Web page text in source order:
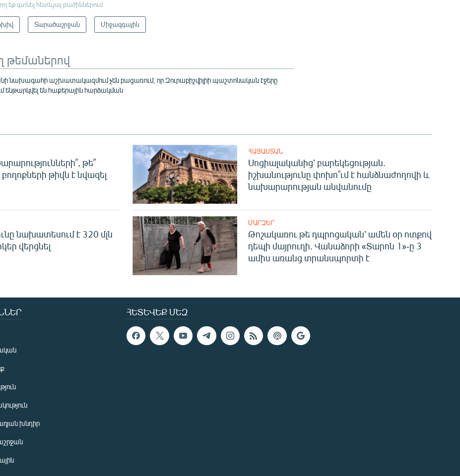
եք գտնել հետևյալ բաժիններում
Տարածաշրջան Միջազգային
թեմաներով
նախագահի աշխատակազմում չեն բացառում, որ Զուրաբիշվիլիի պաշտոնական էջերը
ենթարկվել են հաքերային հարձակման
թե՞
թիվն է նվազել
ՀԱՅԱՍՏԱՆ
Սոցիալականից՝ բարեկեցության.
իշխանությունը փոխո՞ւմ է հանձնաժողովի և
նախարարության անվանումը
նախատեսում է 320 մլն
վերցնել
ՄԱՐԶԵՐ
Թոշակառու թե դպրոցական՝ ամեն օր ոտքով
դեպի մայրուղի. Վանաձորի «Տարոն 1»-ը 3
ամիս առանց տրանսպորտի է
ՀԵՏԵՎԵՔ ՄԵԶ
խնդիր